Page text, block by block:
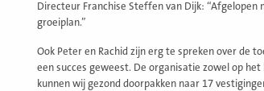
Directeur Franchise Steffen van Dijk:
groeiplan.”
Ook Peter en Rachid zijn erg te spreken over de
een succes geweest. De organisatie zowel op het
kunnen wij gezond doorpakken naar 17